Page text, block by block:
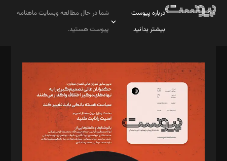
درباره پیوست
بیشتر بدانید
شما در حال مطالعه وبسایت ماهنامه
پیوست هستید.
مدیر مسئول: محمدباقر اثنی‌عشری
سردبیر: مهرک محمودی
دبیر تحریریه: میثم قاسمی
د‌بیر ناداستان: سمانه سمیع
د‌بیر خدمت و تجارت: ابوالفضل رجبی
د‌بیر حقوق فناوری: حسام‌الدین ایپکچی
د‌بیر پیوست جهان: مینا پاکدل